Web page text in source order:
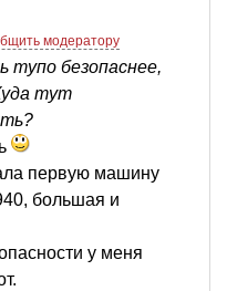
модератору
тупо безопаснее,
тут
первую машину
большая и
у меня